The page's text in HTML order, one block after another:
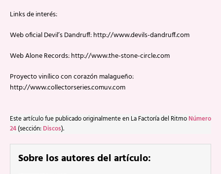
Links de interés:
Web oficial Devil’s Dandruff: http://www.devils-dandruff.com
Web Alone Records: http://www.the-stone-circle.com
Proyecto vinílico con corazón malagueño:
http://www.collectorseries.comuv.com
Este artículo fue publicado originalmente en La Factoría del Ritmo Número
24 (sección: Discos).
Sobre los autores del artículo: